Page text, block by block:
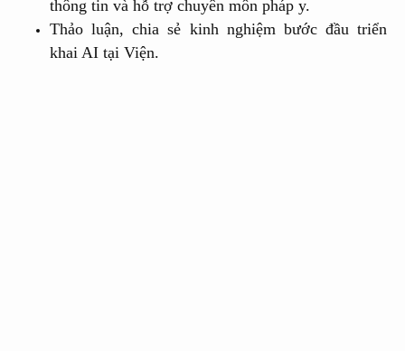
thông tin và hỗ trợ chuyên môn pháp y.
Thảo luận, chia sẻ kinh nghiệm bước đầu triển
khai AI tại Viện.